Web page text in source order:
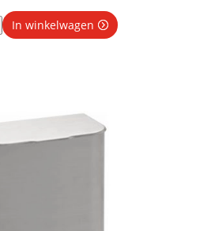
In winkelwagen